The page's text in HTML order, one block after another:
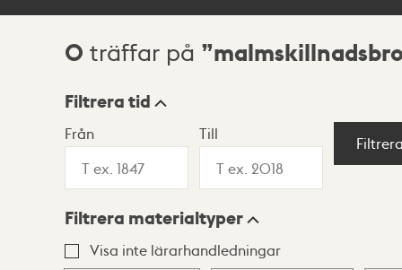
Sökresultat
0 träffar på
Visningsläge
Lista Karta
Filtrera tid
Från Till
Filtrera materialtyper
Visa inte lärarhandledningar